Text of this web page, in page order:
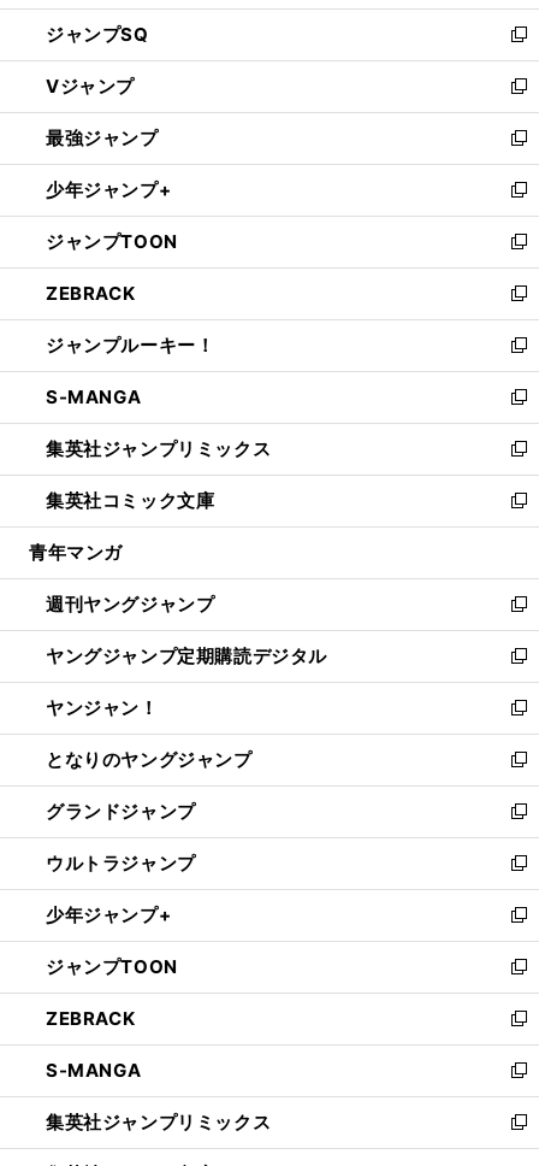
し
い
ウ
ィ
ン
ド
ウ
で
開
く
ジャンプSQ
新
し
い
ウ
ィ
ン
ド
ウ
で
開
く
Vジャンプ
新
し
い
ウ
ィ
ン
ド
ウ
で
開
く
最強ジャンプ
新
し
い
ウ
ィ
ン
ド
ウ
で
開
く
少年ジャンプ+
新
し
い
ウ
ィ
ン
ド
ウ
で
開
く
ジャンプTOON
新
し
い
ウ
ィ
ン
ド
ウ
で
開
く
ZEBRACK
新
し
い
ウ
ィ
ン
ド
ウ
で
開
ジャンプルーキー！
新
し
い
ウ
ィ
ン
ド
ウ
開
く
S-MANGA
新
し
い
ウ
ィ
ン
ウ
で
開
く
集英社ジャンプリミックス
新
し
い
ウ
ン
ド
ウ
で
開
く
集英社コミック文庫
新
し
ウ
ィ
ン
ド
ウ
で
開
く
青年マンガ
週刊ヤングジャンプ
新
し
い
ウ
ィ
ン
ド
ウ
で
開
く
ヤングジャンプ定期購読デジタル
新
し
い
ウ
ィ
ン
ド
ウ
で
開
く
ヤンジャン！
新
し
い
ウ
ィ
ン
ド
ウ
で
開
く
となりのヤングジャンプ
新
し
い
ウ
ィ
ン
ド
ウ
で
開
く
グランドジャンプ
新
し
い
ウ
ィ
ン
ド
ウ
で
開
く
ウルトラジャンプ
新
し
い
ウ
ィ
ン
ド
ウ
で
開
く
少年ジャンプ+
新
し
い
ウ
ィ
ン
ド
ウ
で
開
ジャンプTOON
新
し
い
ウ
ィ
ン
ド
ウ
ZEBRACK
新
し
い
ウ
ィ
ン
S-MANGA
新
し
い
ウ
集英社ジャンプリミックス
新
し